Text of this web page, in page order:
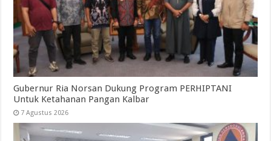
Gubernur Ria Norsan Dukung Program PERHIPTANI
Untuk Ketahanan Pangan Kalbar
7 Agustus 2026